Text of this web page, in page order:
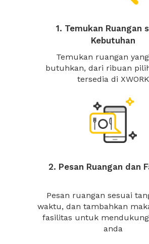
1. Temukan Ruangan
Kebutuhan
Temukan ruangan
butuhkan, dari ribuan
tersedia di XWORK
2. Pesan Ruangan dan
Pesan ruangan sesuai
waktu, dan tambahkan
fasilitas untuk
anda